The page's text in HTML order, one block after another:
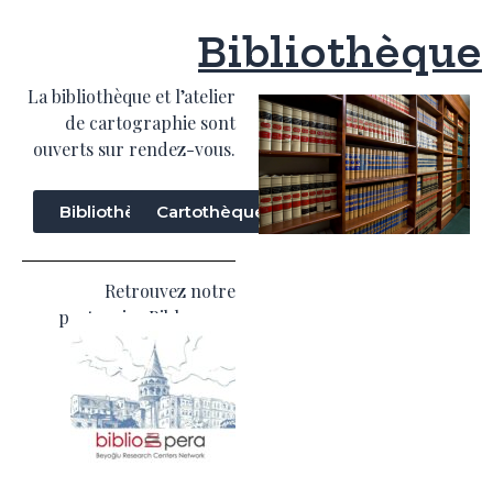
Bibliothèque
La bibliothèque et l’atelier
de cartographie sont
ouverts sur rendez-vous.
BibliothèqueCartothèque
Retrouvez notre
partenaire Biblopera :